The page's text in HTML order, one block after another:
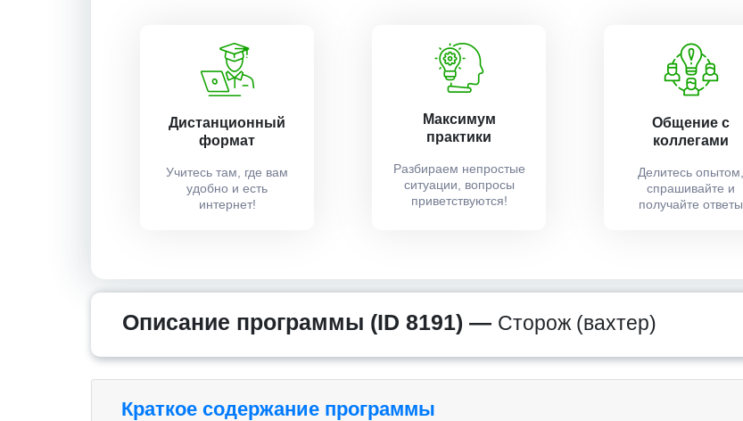
Дистанционный
формат
Учитесь там, где вам
удобно и есть
интернет!
Максимум
практики
Разбираем непростые
ситуации, вопросы
приветствуются!
Общение с
коллегами
Делитесь опытом,
спрашивайте и
получайте ответы
Описание программы (ID 8191) — Сторож (вахтер)
Краткое содержание программы